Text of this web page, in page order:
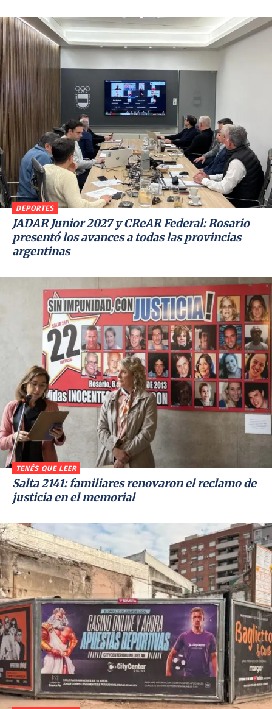
DEPORTES
JADAR Junior 2027 y CReAR Federal: Rosario
presentó los avances a todas las provincias
argentinas
TENÉS QUE LEER
Salta 2141: familiares renovaron el reclamo de
justicia en el memorial